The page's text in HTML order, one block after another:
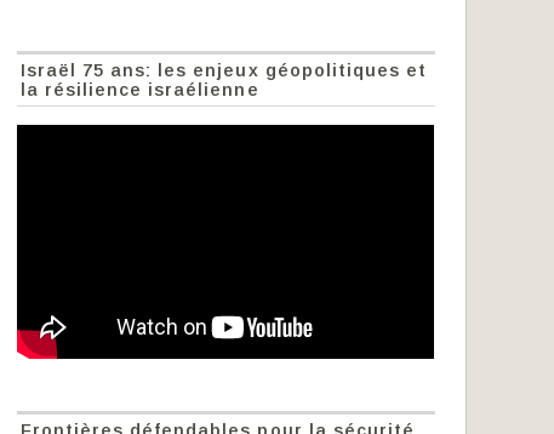
Israël 75 ans: les enjeux géopolitiques et
la résilience israélienne